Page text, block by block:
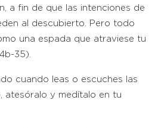
a fin de que las intenciones de
al descubierto. Pero todo
una espada que atraviese tu
35).
cuando leas o escuches las
atesóralo y medítalo en tu